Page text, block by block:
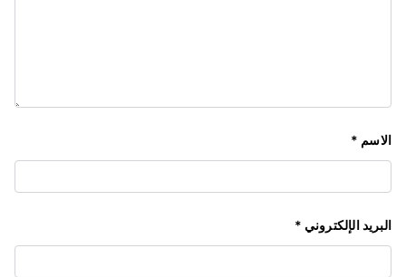
الاسم *
البريد الإلكتروني *